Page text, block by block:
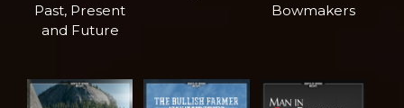
Past, Present
and Future
Bowmakers